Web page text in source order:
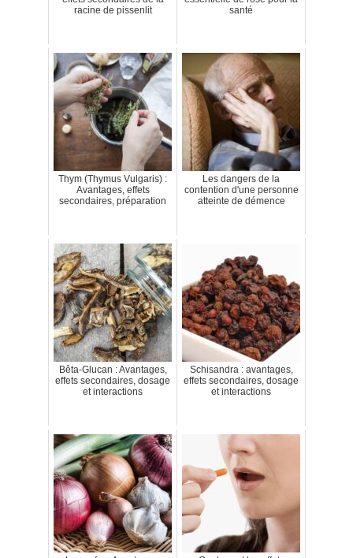
racine de pissenlit
santé
Thym (Thymus Vulgaris) :
Avantages, effets
secondaires, préparation
Les dangers de la
contention d'une personne
atteinte de démence
Bêta-Glucan : Avantages,
effets secondaires, dosage
et interactions
Schisandra : avantages,
effets secondaires, dosage
et interactions